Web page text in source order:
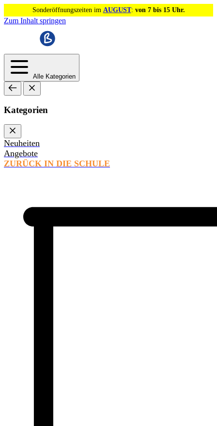
Sonderöffnungszeiten im AUGUST: von 7 bis 15 Uhr.
Zum Inhalt springen
Alle Kategorien
Kategorien
Neuheiten
Angebote
ZURÜCK IN DIE SCHULE